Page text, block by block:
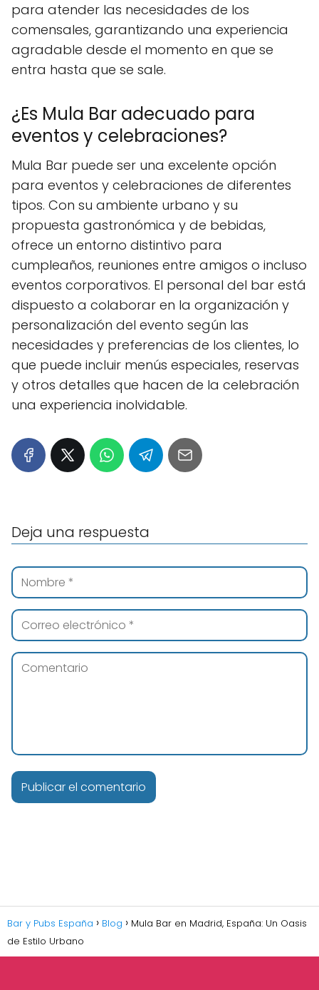
para atender las necesidades de los
comensales, garantizando una experiencia
agradable desde el momento en que se
entra hasta que se sale.
¿Es Mula Bar adecuado para
eventos y celebraciones?
Mula Bar puede ser una excelente opción
para eventos y celebraciones de diferentes
tipos. Con su ambiente urbano y su
propuesta gastronómica y de bebidas,
ofrece un entorno distintivo para
cumpleaños, reuniones entre amigos o incluso
eventos corporativos. El personal del bar está
dispuesto a colaborar en la organización y
personalización del evento según las
necesidades y preferencias de los clientes, lo
que puede incluir menús especiales, reservas
y otros detalles que hacen de la celebración
una experiencia inolvidable.
Deja una respuesta
Bar y Pubs España Blog
Mula Bar en Madrid, España: Un Oasis
de Estilo Urbano